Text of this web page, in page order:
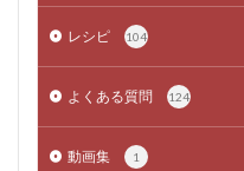
レシピ 104
よくある質問 124
動画集 1